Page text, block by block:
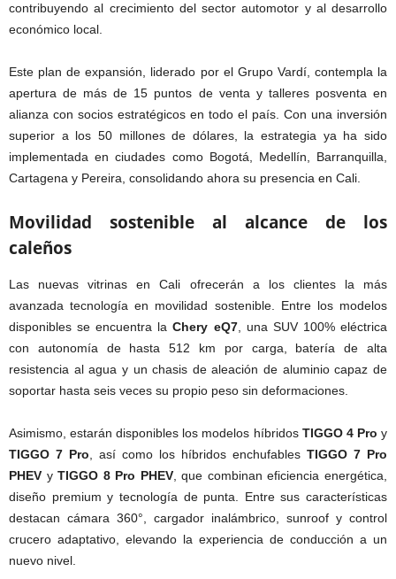
contribuyendo al crecimiento del sector automotor y al desarrollo
económico local.
Este plan de expansión, liderado por el Grupo Vardí, contempla la
apertura de más de 15 puntos de venta y talleres posventa en
alianza con socios estratégicos en todo el país. Con una inversión
superior a los 50 millones de dólares, la estrategia ya ha sido
implementada en ciudades como Bogotá, Medellín, Barranquilla,
Cartagena y Pereira, consolidando ahora su presencia en Cali.
Movilidad sostenible al alcance de los
caleños
Las nuevas vitrinas en Cali ofrecerán a los clientes la más
avanzada tecnología en movilidad sostenible. Entre los modelos
disponibles se encuentra laChery eQ7, una SUV 100% eléctrica
con autonomía de hasta 512 km por carga, batería de alta
resistencia al agua y un chasis de aleación de aluminio capaz de
soportar hasta seis veces su propio peso sin deformaciones.
Asimismo, estarán disponibles los modelos híbridos TIGGO 4 Pro y
TIGGO 7 Pro , así como los híbridos enchufables TIGGO 7 Pro
PHEV yTIGGO 8 Pro PHEV, que combinan eficiencia energética,
diseño premium y tecnología de punta. Entre sus características
destacan cámara 360°, cargador inalámbrico, sunroof y control
crucero adaptativo, elevando la experiencia de conducción a un
nuevo nivel.